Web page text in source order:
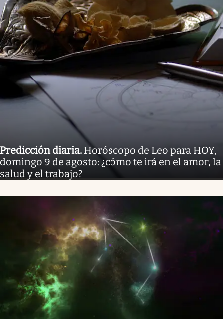
Predicción diaria. Horóscopo de Leo para HOY,
domingo 9 de agosto: ¿cómo te irá en el amor, la
salud y el trabajo?